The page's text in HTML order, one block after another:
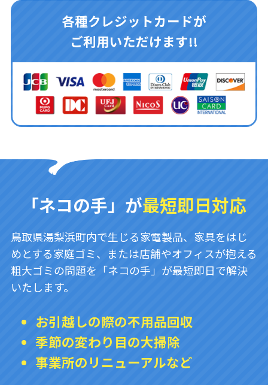
各種クレジットカードが
ご利用いただけます!!
「ネコの手」が最短即日対応
鳥取県湯梨浜町内で生じる家電製品、家具をはじ
めとする家庭ゴミ、または店舗やオフィスが抱える
粗大ゴミの問題を「ネコの手」が最短即日で解決
いたします。
お引越しの際の不用品回収
季節の変わり目の大掃除
事業所のリニューアルなど